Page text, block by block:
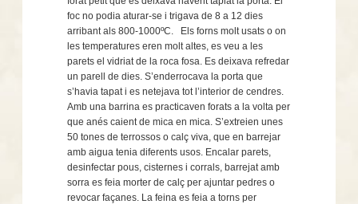
foc no podia aturar-se i trigava de 8 a 12 dies
arribant als 800-1000ºC.
Els forns molt usats o on
les temperatures eren molt altes, es veu a les
parets el vidriat de la roca fosa. Es deixava refredar
un parell de dies. S’enderrocava la porta que
s’havia tapat i es netejava tot l’interior de cendres.
Amb una barrina es practicaven forats a la volta per
que anés caient de mica en mica. S’extreien unes
50 tones de terrossos o calç viva, que en barrejar
amb aigua tenia diferents usos. Encalar parets,
desinfectar pous, cisternes i corrals, barrejat amb
sorra es feia morter de calç per ajuntar pedres o
revocar façanes. La feina es feia a torns per